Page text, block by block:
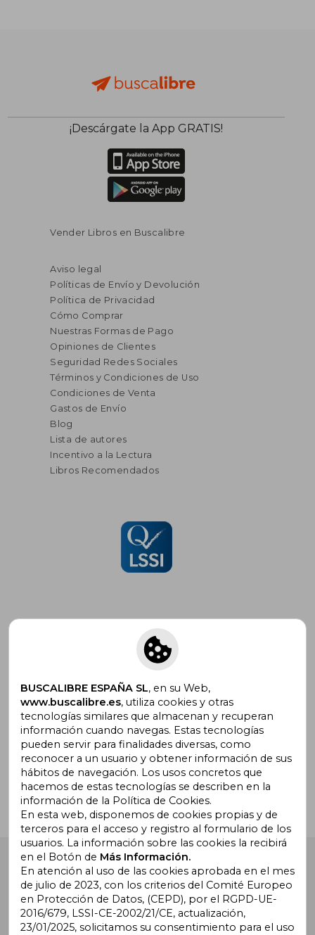
¡Descárgate la App GRATIS!
Vender Libros en Buscalibre
Aviso legal
Políticas de Envío y Devolución
Política de Privacidad
Cómo Comprar
Nuestras Formas de Pago
Opiniones de Clientes
Seguridad Redes Sociales
Términos y Condiciones de Uso
Condiciones de Venta
Gastos de Envío
Blog
Lista de autores
Incentivo a la Lectura
Libros Recomendados
Suscríbete para recibir ofertas y
promociones
¿Necesitas ayuda?
Ir a Centro de Soporte
Buscalibre España. Calle Energía, 65, Nave 3 (08940),
Cornellà de Llobregat, Barcelona. Derechos Reservados.
BUSCALIBRE ESPAÑA SL, en su Web,
www.buscalibre.es, utiliza cookies y otras
tecnologías similares que almacenan y recuperan
información cuando navegas. Estas tecnologías
pueden servir para finalidades diversas, como
reconocer a un usuario y obtener información de sus
hábitos de navegación. Los usos concretos que
hacemos de estas tecnologías se describen en la
información de la Política de Cookies.
En esta web, disponemos de cookies propias y de
terceros para el acceso y registro al formulario de los
usuarios. La información sobre las cookies la recibirá
en el Botón de Más Información.
En atención al uso de las cookies aprobada en el mes
de julio de 2023, con los criterios del Comité Europeo
en Protección de Datos, (CEPD), por el RGPD-UE-
2016/679, LSSI-CE-2002/21/CE, actualización,
23/01/2025, solicitamos su consentimiento para el uso